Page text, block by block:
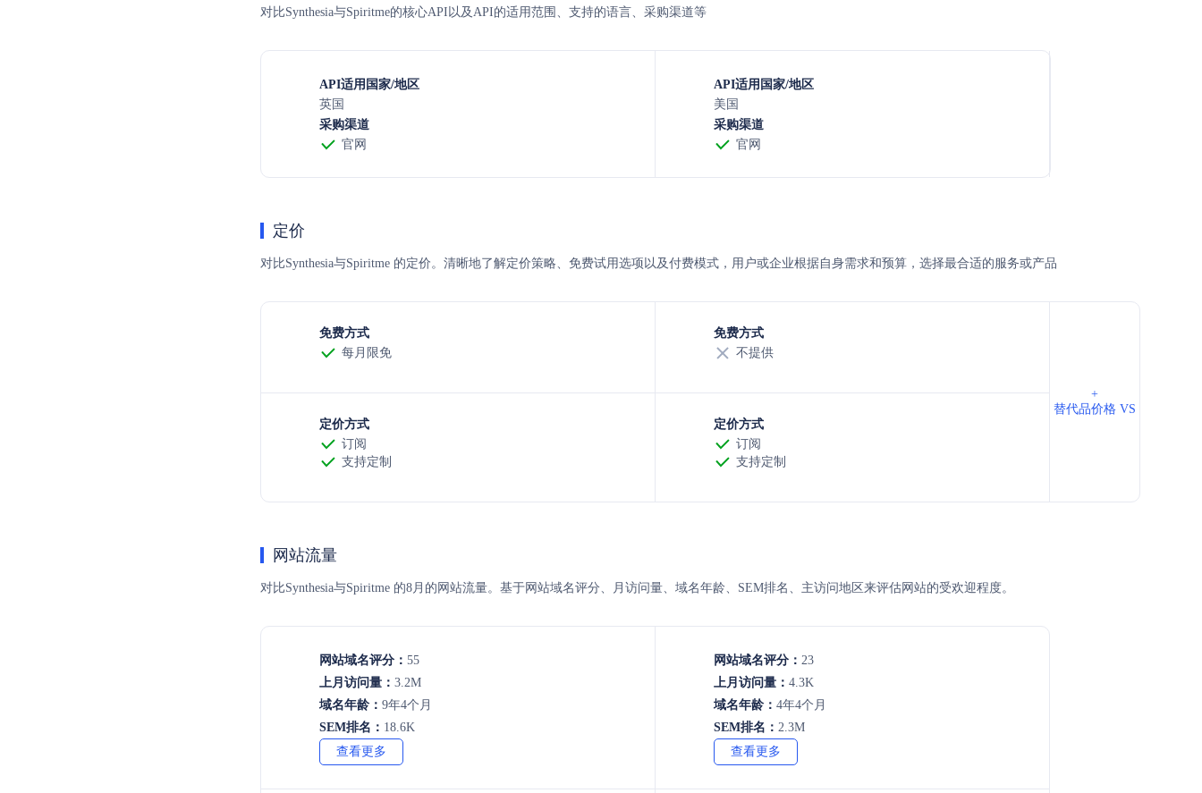
对比Synthesia与Spiritme的核心API以及API的适用范围、支持的语言、采购渠道等
API适用国家/地区
英国
采购渠道
官网
API适用国家/地区
美国
采购渠道
官网
定价
对比Synthesia与Spiritme 的定价。清晰地了解定价策略、免费试用选项以及付费模式，用户或企业根据自身需求和预算，选择最合适的服务或产品
免费方式
每月限免
免费方式
不提供
定价方式
订阅
支持定制
定价方式
订阅
支持定制
+
替代品价格 VS
网站流量
对比Synthesia与Spiritme 的8月的网站流量。基于网站域名评分、月访问量、域名年龄、SEM排名、主访问地区来评估网站的受欢迎程度。
网站域名评分： 55
上月访问量： 3.2M
域名年龄： 9年4个月
SEM排名： 18.6K
查看更多
网站域名评分： 23
上月访问量： 4.3K
域名年龄： 4年4个月
SEM排名： 2.3M
查看更多